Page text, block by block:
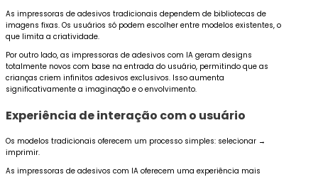
As impressoras de adesivos tradicionais dependem de bibliotecas de
imagens fixas. Os usuários só podem escolher entre modelos existentes, o
que limita a criatividade.
Por outro lado, as impressoras de adesivos com IA geram designs
totalmente novos com base na entrada do usuário, permitindo que as
crianças criem infinitos adesivos exclusivos. Isso aumenta
significativamente a imaginação e o envolvimento.
Experiência de interação com o usuário
Os modelos tradicionais oferecem um processo simples: selecionar →
imprimir.
As impressoras de adesivos com IA oferecem uma experiência mais